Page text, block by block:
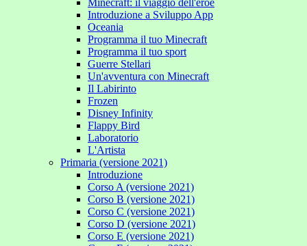
Minecraft: il viaggio dell'eroe
Introduzione a Sviluppo App
Oceania
Programma il tuo Minecraft
Programma il tuo sport
Guerre Stellari
Un'avventura con Minecraft
Il Labirinto
Frozen
Disney Infinity
Flappy Bird
Laboratorio
L'Artista
Primaria (versione 2021)
Introduzione
Corso A (versione 2021)
Corso B (versione 2021)
Corso C (versione 2021)
Corso D (versione 2021)
Corso E (versione 2021)